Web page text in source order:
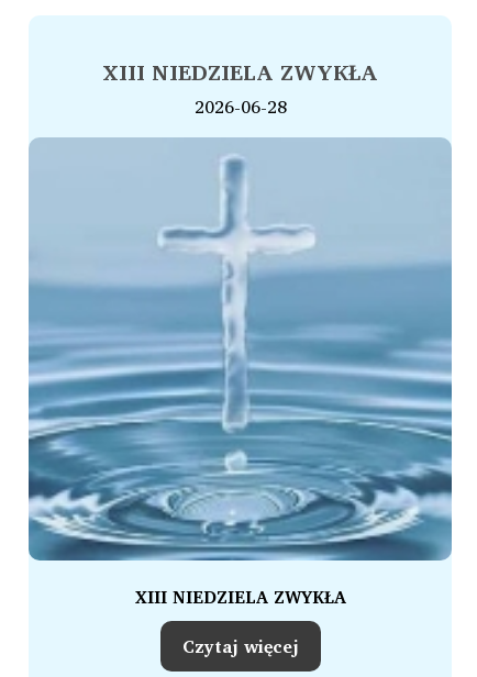
XIII NIEDZIELA ZWYKŁA
2026-06-28
XIII NIEDZIELA ZWYKŁA
Czytaj więcej